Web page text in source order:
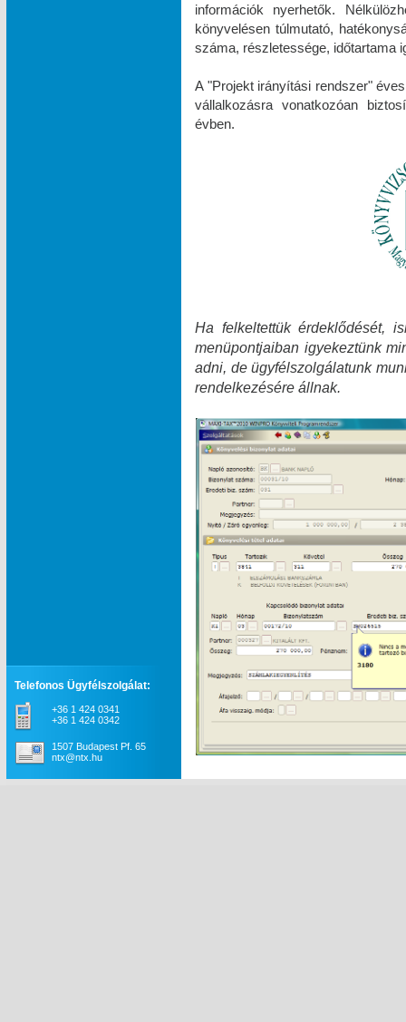
információk nyerhetők.
könyvelésen túlmutató,
száma, részletessége, időtartama
A "Projekt irányítási rendszer"
vállalkozásra vonatkozóan
évben.
Ha felkeltettük érdeklődését,
menüpontjaiban igyekeztünk
adni, de ügyfélszolgálatunk
rendelkezésére állnak.
Telefonos Ügyfélszolgálat:
+36 1 424 0341
+36 1 424 0342
1507 Budapest Pf. 65
ntx@ntx.hu